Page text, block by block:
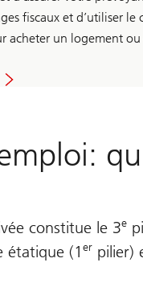
fiscaux et d’utiliser le
acheter un logement ou
constitue le 3e
étatique (1 er pilier)